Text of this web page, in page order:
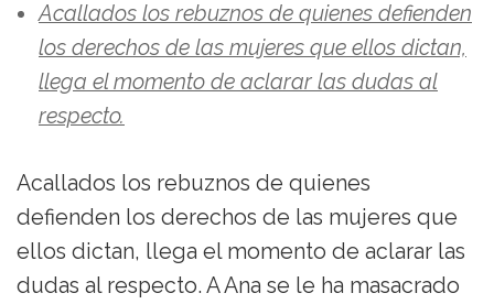
Acallados los rebuznos de quienes defienden
los derechos de las mujeres que ellos dictan,
llega el momento de aclarar las dudas al
respecto.
Acallados los rebuznos de quienes
defienden los derechos de las mujeres que
ellos dictan, llega el momento de aclarar las
dudas al respecto. A Ana se le ha masacrado